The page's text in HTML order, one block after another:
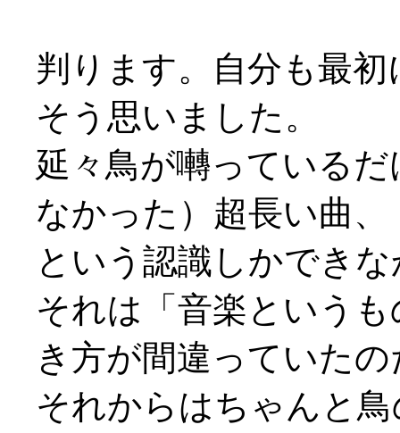
判ります。自分も最
そう思いました。
延々鳥が囀っている
なかった）超長い曲、
という認識しかでき
それは「音楽という
き方が間違っていた
それからはちゃんと